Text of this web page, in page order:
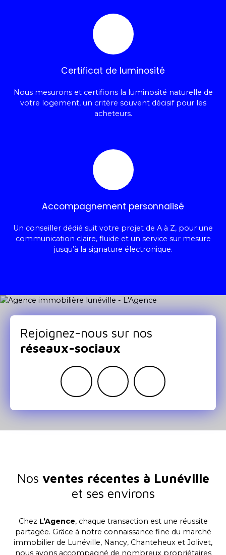
Certificat de luminosité
Nous mesurons et certifions la luminosité naturelle de
votre logement, un critère souvent décisif pour les
acheteurs.
Accompagnement personnalisé
Un conseiller dédié suit votre projet de A à Z, pour une
communication claire, fluide et un service sur mesure
jusqu’à la signature électronique.
Rejoignez-nous sur nos
réseaux-sociaux
Nos ventes récentes à Lunéville
et ses environs
Chez L’Agence, chaque transaction est une réussite
partagée. Grâce à notre connaissance fine du marché
immobilier de Lunéville, Nancy, Chanteheux et Jolivet,
nous avons accompagné de nombreux propriétaires